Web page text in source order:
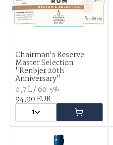
Chairman's Reserve
Master Selection
"Renbjer 20th
Anniversary"
0,7 L / 60.5%
94,90 EUR
1